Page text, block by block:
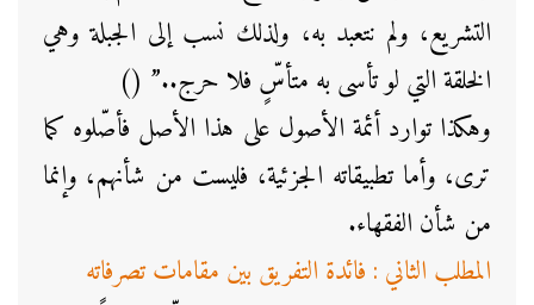
التشريع، ولم نتعبد به، ولذلك نسب إلى الجبلة وهي
الخلقة التي لو تأسى به متأسٍّ فلا حرج..” ()
وهكذا توارد أئمة الأصول على هذا الأصل فأصّلوه كما
ترى، وأما تطبيقاته الجزئية، فليست من شأنهم، وإنما
من شأن الفقهاء.
المطلب الثاني : فائدة التفريق بين مقامات تصرفاته